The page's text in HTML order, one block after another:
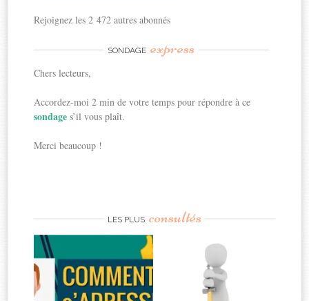
Rejoignez les 2 472 autres abonnés
SONDAGE express
Chers lecteurs,
Accordez-moi 2 min de votre temps pour répondre à ce
sondages’il vous plaît.
Merci beaucoup !
LES PLUS consultés